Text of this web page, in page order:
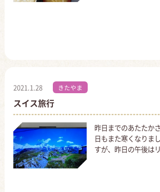
2021.1.28 きたやま
スイス旅行
昨日までのあたたか
日もまた寒くなりま
すが、昨日の午後は